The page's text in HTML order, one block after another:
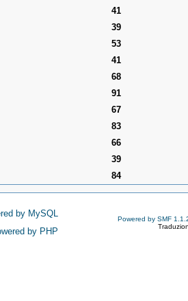
41
39
53
41
68
91
67
83
66
39
84
Powered by SMF